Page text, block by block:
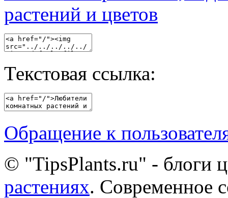
Текстовая ссылка:
Обращение к
© "TipsPlants.ru" - блоги
растениях. Современное